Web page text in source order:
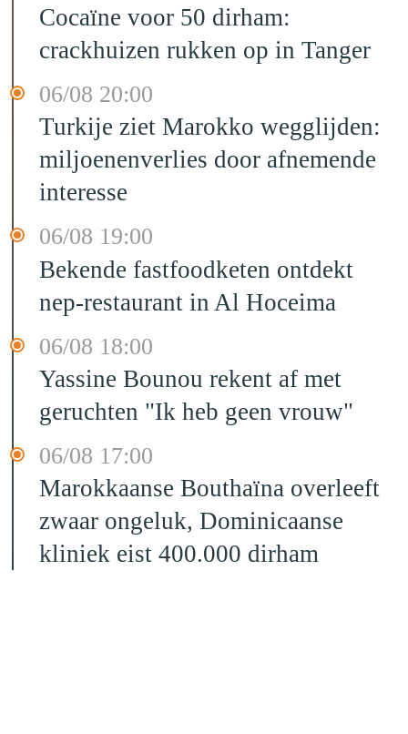
Cocaïne voor 50 dirham:
crackhuizen rukken op in Tanger
06/08 20:00
Turkije ziet Marokko wegglijden:
miljoenenverlies door afnemende
interesse
06/08 19:00
Bekende fastfoodketen ontdekt
nep-restaurant in Al Hoceima
06/08 18:00
Yassine Bounou rekent af met
geruchten "Ik heb geen vrouw"
06/08 17:00
Marokkaanse Bouthaïna overleeft
zwaar ongeluk, Dominicaanse
kliniek eist 400.000 dirham